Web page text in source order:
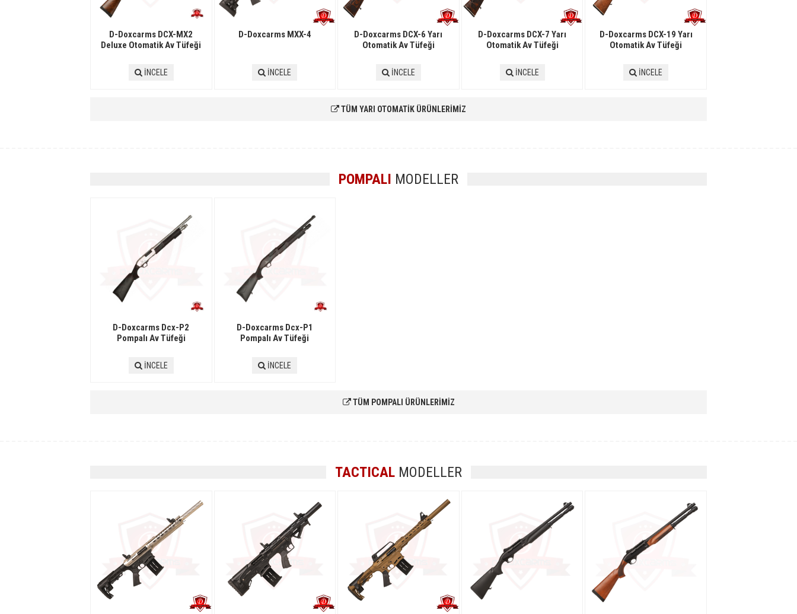
D-Doxcarms DCX-MX2
Deluxe Otomatik Av Tüfeği
İNCELE
D-Doxcarms MXX-4
İNCELE
D-Doxcarms DCX-6 Yarı
Otomatik Av Tüfeği
İNCELE
D-Doxcarms DCX-7 Yarı
Otomatik Av Tüfeği
İNCELE
D-Doxcarms DCX-19 Yarı
Otomatik Av Tüfeği
İNCELE
TÜM YARI OTOMATİK ÜRÜNLERİMİZ
POMPALI MODELLER
D-Doxcarms Dcx-P2
Pompalı Av Tüfeği
İNCELE
D-Doxcarms Dcx-P1
Pompalı Av Tüfeği
İNCELE
TÜM POMPALI ÜRÜNLERİMİZ
TACTICAL MODELLER